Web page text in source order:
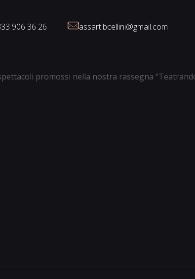
906 36 26 assart.bcellini@gmail.com
promossi nella nostra rassegna